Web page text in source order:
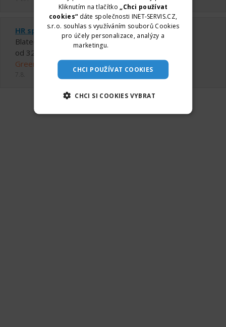
HR specialista/ka, Olomouc
Blatec
od 32000 ,- Kč do 38000 ,- Kč měsíčně
GreenMop s.r.o.
Kliknutím na tlačítko
„Chci používat
cookies“ dáte společnosti INET-SERVIS.CZ,
s.r.o. souhlas s využíváním souborů Cookies
pro účely personalizace, analýzy a
marketingu.
CHCI POUŽÍVAT COOKIES
CHCI SI COOKIES VYBRAT